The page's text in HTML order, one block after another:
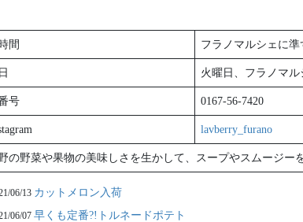
間 フラノマルシェに準
火曜日、フラノマル
号 0167-56-7420
lavberry_furano
の野菜や果物の美味しさを生かして、スープやスムージー
06/13 カットメロン入荷
06/07早くも定番?!トルネードポテト